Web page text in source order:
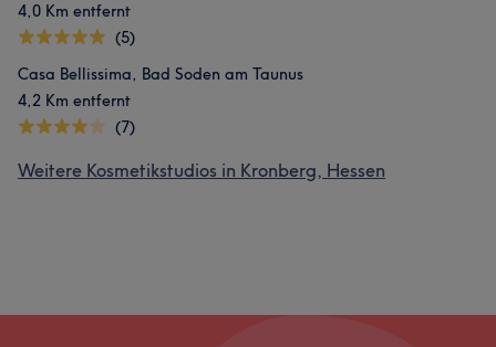
4,0 Km entfernt
(5)
Casa Bellissima, Bad Soden am Taunus
4,2 Km entfernt
(7)
Weitere Kosmetikstudios in Kronberg, Hessen